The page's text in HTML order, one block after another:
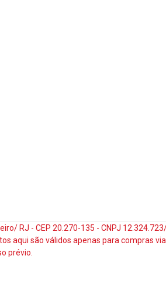
RJ - CEP 20.270-135 - CNPJ
aqui são válidos apenas para compras
prévio.